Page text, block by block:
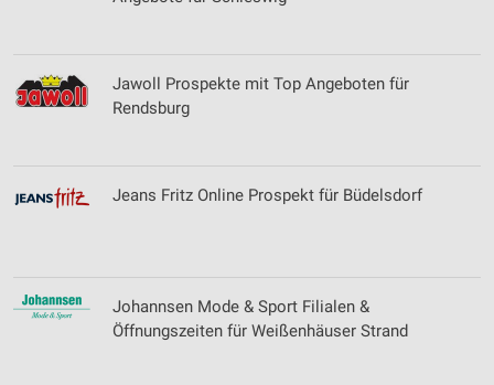
Jawoll Prospekte mit Top Angeboten für
Rendsburg
Jeans Fritz Online Prospekt für Büdelsdorf
Johannsen Mode & Sport Filialen &
Öffnungszeiten für Weißenhäuser Strand